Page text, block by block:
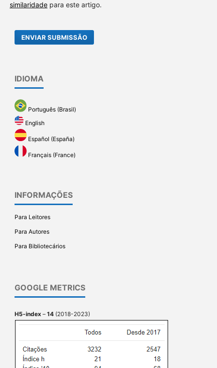
similaridadepara este artigo.
ENVIAR SUBMISSÃO
IDIOMA
Português (Brasil)
English
Español (España)
Français (France)
INFORMAÇÕES
Para Leitores
Para Autores
Para Bibliotecários
GOOGLE METRICS
H5-index – 14 (2018-2023)